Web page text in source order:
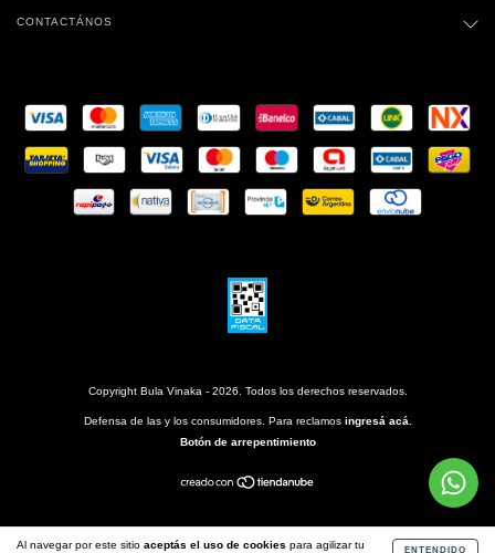
Al navegar por este sitio aceptás el uso de cookies para agilizar tu
ENTENDIDO
CONTACTÁNOS
Copyright Bula Vinaka - 2026. Todos los derechos reservados.
Defensa de las y los consumidores. Para reclamos ingresá acá.
Botón de arrepentimiento